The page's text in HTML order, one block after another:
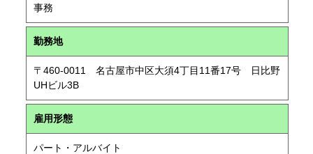
事務
勤務地
〒460-0011 名古屋市中区大須4丁目11番17号 日比野
UHビル3B
雇用形態
パート・アルバイト